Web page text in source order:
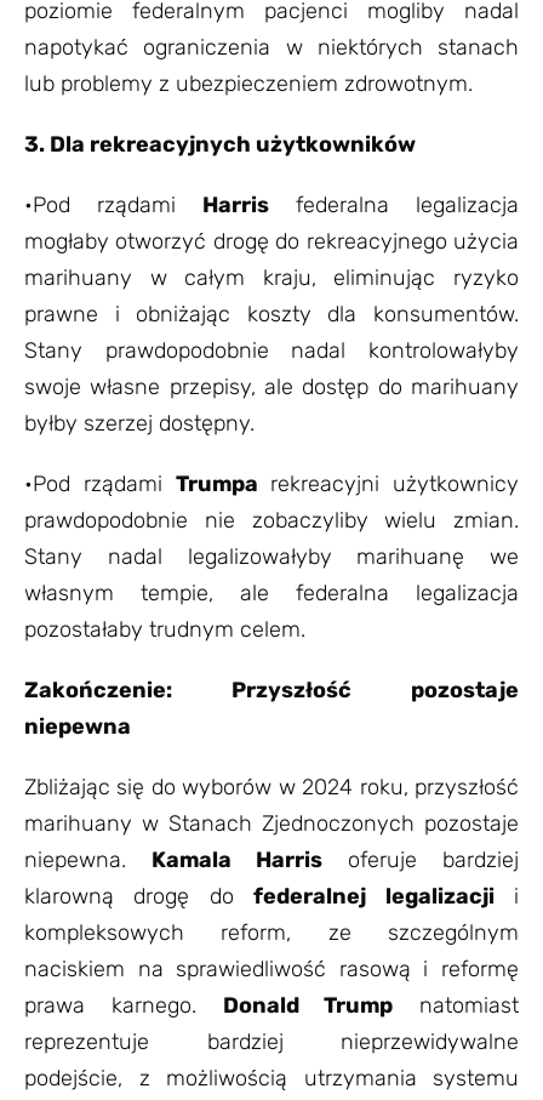
poziomie federalnym pacjenci mogliby nadal
napotykać ograniczenia w niektórych stanach
lub problemy z ubezpieczeniem zdrowotnym.
3. Dla rekreacyjnych użytkowników
•Pod rządami Harris federalna legalizacja
mogłaby otworzyć drogę do rekreacyjnego użycia
marihuany w całym kraju, eliminując ryzyko
prawne i obniżając koszty dla konsumentów.
Stany prawdopodobnie nadal kontrolowałyby
swoje własne przepisy, ale dostęp do marihuany
byłby szerzej dostępny.
•Pod rządami Trumpa rekreacyjni użytkownicy
prawdopodobnie nie zobaczyliby wielu zmian.
Stany nadal legalizowałyby marihuanę we
własnym tempie, ale federalna legalizacja
pozostałaby trudnym celem.
Zakończenie: Przyszłość pozostaje
niepewna
Zbliżając się do wyborów w 2024 roku, przyszłość
marihuany w Stanach Zjednoczonych pozostaje
niepewna. Kamala Harris oferuje bardziej
klarowną drogę dofederalnej legalizacjii
kompleksowych reform, ze szczególnym
naciskiem na sprawiedliwość rasową i reformę
prawa karnego. Donald Trump natomiast
reprezentuje bardziej nieprzewidywalne
podejście, z możliwością utrzymania systemu